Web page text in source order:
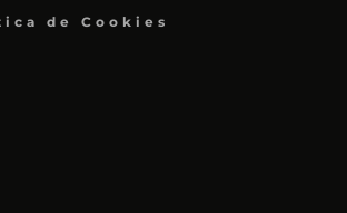
de Cookies